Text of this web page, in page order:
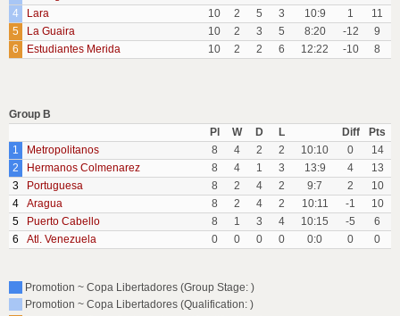
4
Lara 10 2 5 3 10:9 1
11
5
La Guaira 10 2 3 5 8:20 -12
9
6
Estudiantes Merida 10 2 2 6 12:22 -10 8
Group B
Pl
W D L Diff
Pts
1
Metropolitanos 8 4 2 2 10:10 0
14
2
Hermanos Colmenarez 8 4 1 3 13:9 4
13
3
Portuguesa 8 2 4 2 9:7 2
10
4
Aragua 8 2 4 2 10:11 -1
10
5
Puerto Cabello 8 1 3 4 10:15 -5
6
6
Atl. Venezuela 0 0 0 0 0:0 0 0
Promotion ~ Copa Libertadores (Group Stage: )
Promotion ~ Copa Libertadores (Qualification: )